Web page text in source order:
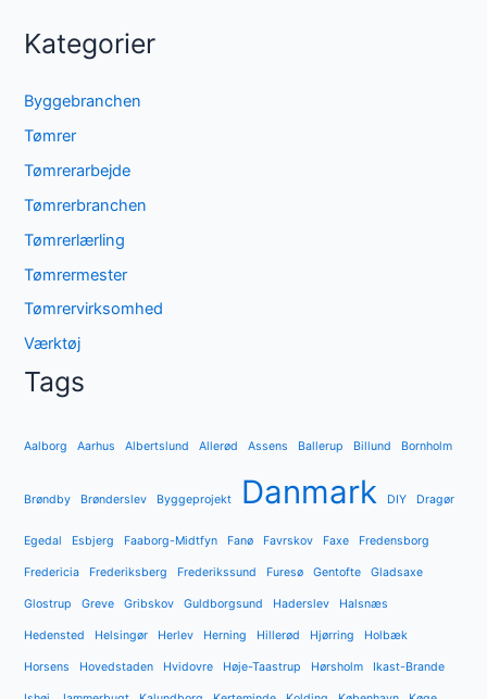
Kategorier
Byggebranchen
Tømrer
Tømrerarbejde
Tømrerbranchen
Tømrerlærling
Tømrermester
Tømrervirksomhed
Værktøj
Tags
Aalborg Aarhus Albertslund Allerød Assens Ballerup Billund Bornholm
Brøndby Brønderslev Byggeprojekt Danmark DIY Dragør
Egedal Esbjerg Faaborg-Midtfyn Fanø Favrskov Faxe Fredensborg
Fredericia Frederiksberg Frederikssund Furesø Gentofte Gladsaxe
Glostrup Greve Gribskov Guldborgsund Haderslev Halsnæs
Hedensted Helsingør Herlev Herning Hillerød Hjørring Holbæk
Horsens Hovedstaden Hvidovre Høje-Taastrup Hørsholm Ikast-Brande